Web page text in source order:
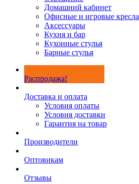
Домашний кабинет
Офисные и игровые кресла
Аксессуары
Кухня и бар
Кухонные стулья
Барные стулья
Распродажа!
Доставка и оплата
Условия оплаты
Условия доставки
Гарантия на товар
Производители
Оптовикам
Отзывы